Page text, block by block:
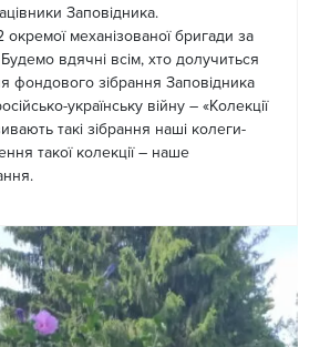
Заповідника.
механізованої бригади за
вдячні всім, хто долучиться
фондового зібрання Заповідника
українську війну – «Колекції
такі зібрання наші колеги-
такої колекції – наше